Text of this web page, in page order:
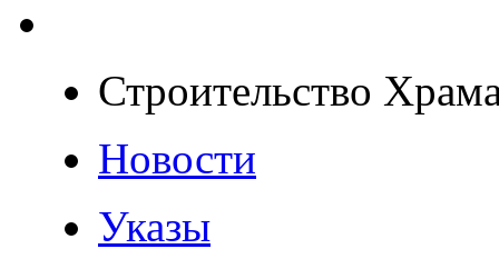
Строительство
Новости
Указы